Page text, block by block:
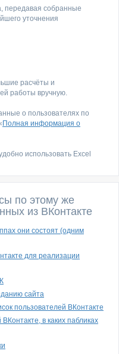
передавая собранные
уточнения
расчёты и
работы вручную.
о пользователях по
Полная информация о
использовать Excel
по этому же
из ВКонтакте
они состоят (одним
для реализации
сайта
пользователей ВКонтакте
в каких пабликах